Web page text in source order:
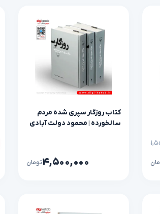
کتاب روزگار سپری شده مردم
سالخورده | محمود دولت آبادی
۴,۵۰۰,۰۰۰تومان